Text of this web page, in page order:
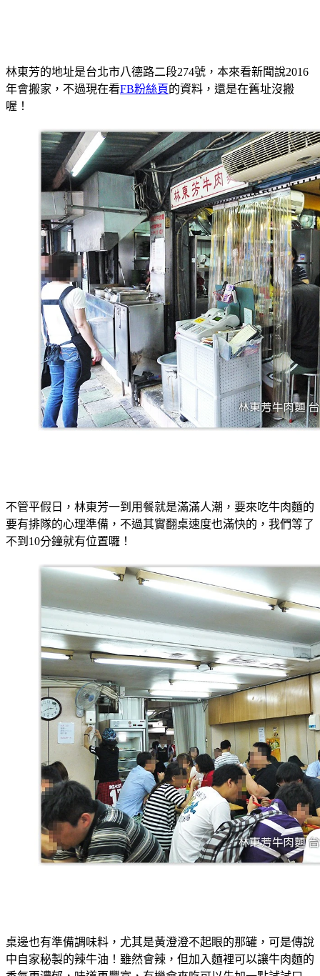
林東芳的地址是台北市八德路二段274號，本來看新聞說2016
年會搬家，不過現在看FB粉絲頁的資料，還是在舊址沒搬
喔！
不管平假日，林東芳一到用餐就是滿滿人潮，要來吃牛肉麵的
要有排隊的心理準備，不過其實翻桌速度也滿快的，我們等了
不到10分鐘就有位置囉！
桌邊也有準備調味料，尤其是黃澄澄不起眼的那罐，可是傳說
中自家秘製的辣牛油！雖然會辣，但加入麵裡可以讓牛肉麵的